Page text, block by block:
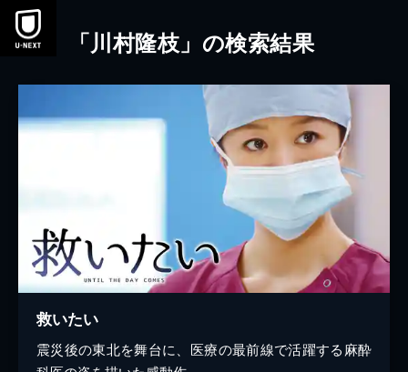
本文へスキップ
「川村隆枝」の検索結果
救いたい
震災後の東北を舞台に、医療の最前線で活躍する麻酔